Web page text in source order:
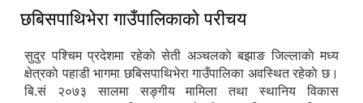
छबिसपाथिभेरा गाउँपालिकाकाे परीचय
सुदुर पश्चिम प्रदेशमा रहेकाे सेती अञ्चलकाे बझाङ जिल्लाकाे मध्य
क्षेत्रकाे पहाडी भागमा छबिसपाथिभेरा गाउँपालिका अवस्थित रहेकाे छ।
बि.सं २०७३ सालमा सङ्गीय मामिला तथा स्थानिय विकास